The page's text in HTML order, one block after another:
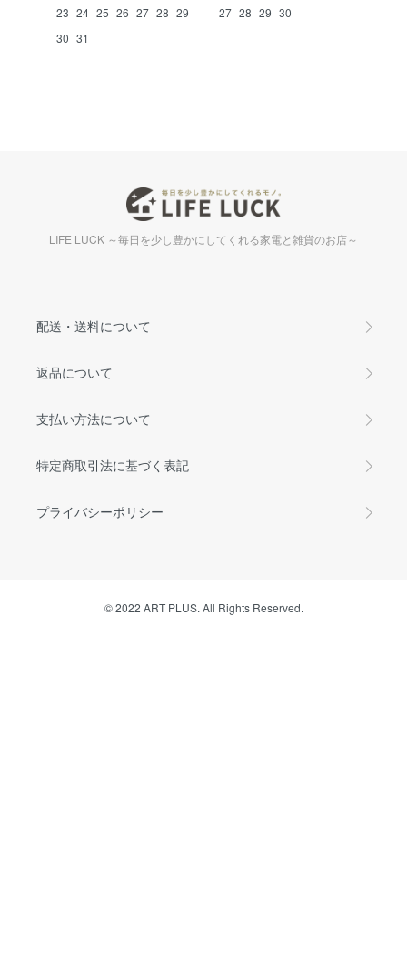
23 24 25 26 27 28 29
30 31
27 28 29 30
LIFE LUCK ～毎日を少し豊かにしてくれる家電と雑貨のお店～
配送・送料について
返品について
支払い方法について
特定商取引法に基づく表記
プライバシーポリシー
© 2022 ART PLUS. All Rights Reserved.